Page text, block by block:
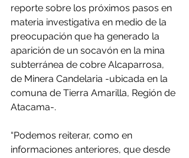
reporte sobre los próximos pasos en
materia investigativa en medio de la
preocupación que ha generado la
aparición de un socavón en la mina
subterránea de cobre Alcaparrosa,
de Minera Candelaria -ubicada en la
comuna de Tierra Amarilla, Región de
Atacama-.
“Podemos reiterar, como en
informaciones anteriores, que desde